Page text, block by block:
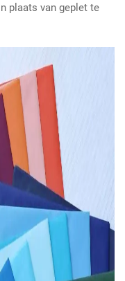
plaats van geplet te